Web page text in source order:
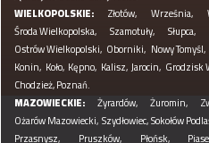
WIELKOPOLSKIE:
Złotów, Września,
Środa Wielkopolska,
Szamotuły, Słupca,
Ostrów Wielkopolski, Oborniki, Nowy Tomyśl,
Konin, Koło, Kępno, Kalisz, Jarocin, Grodzisk
Chodzież,Poznań.
MAZOWIECKIE:
Żyrardów, Żuromin,
Ożarów Mazowiecki, Szydłowiec,Sokołów
Przasnysz,
Pruszków, Płońsk,